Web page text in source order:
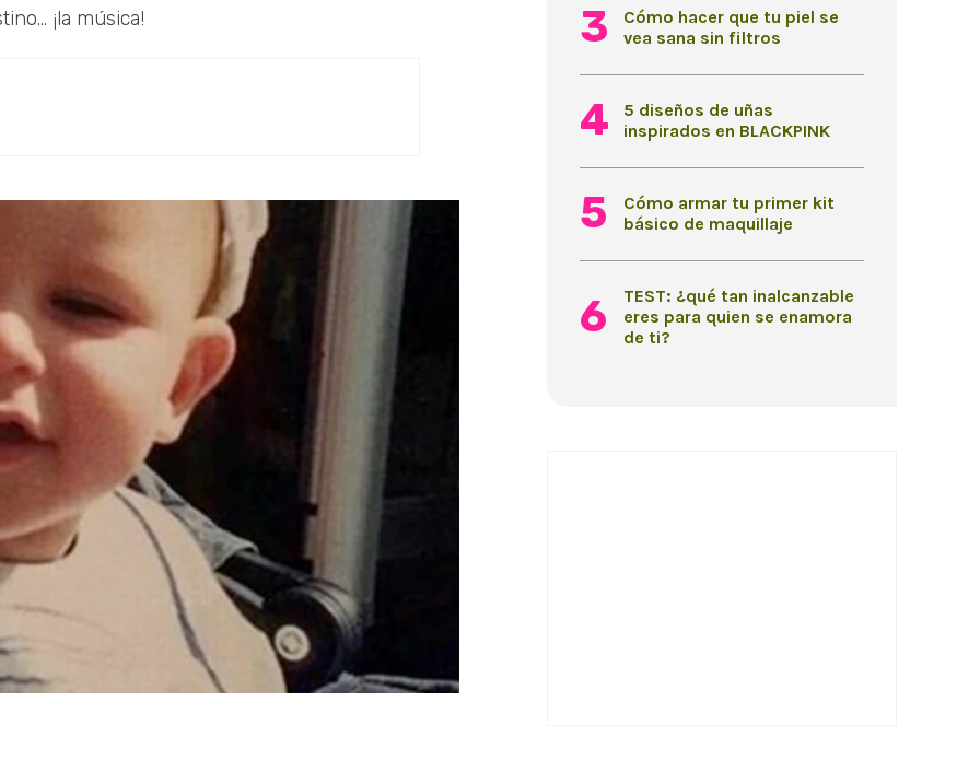
¡la música!
Cómo hacer que tu piel se
vea sana sin filtros
5 diseños de uñas
inspirados en BLACKPINK
Cómo armar tu primer kit
básico de maquillaje
TEST: ¿qué tan inalcanzable
eres para quien se enamora
de ti?